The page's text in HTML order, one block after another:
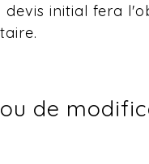
initial fera
de